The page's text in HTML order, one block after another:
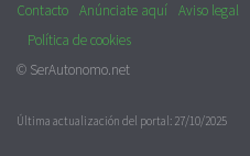
Contacto Anúnciate aquí Aviso legal
Política de cookies
© SerAutonomo.net
Última actualización del portal: 27/10/2025